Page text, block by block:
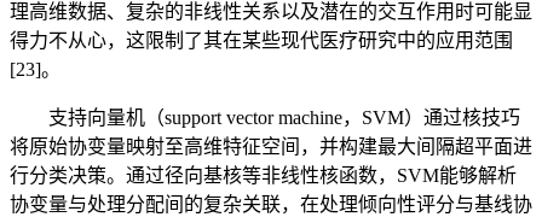
理高维数据、复杂的非线性关系以及潜在的交互作用时可能显
得力不从心，这限制了其在某些现代医疗研究中的应用范围
[23]。
支持向量机（support vector machine，SVM）通过核技巧
将原始协变量映射至高维特征空间，并构建最大间隔超平面进
行分类决策。通过径向基核等非线性核函数，SVM能够解析
协变量与处理分配间的复杂关联，在处理倾向性评分与基线协